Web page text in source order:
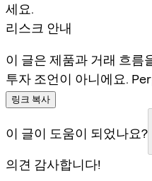
세요.
리스크 안내
이 글은 제품과 거래 흐름
투자 조언이 아니에요.
링크 복사
이 글이 도움이 되었나요?
의견 감사합니다!